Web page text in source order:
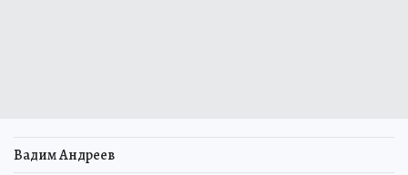
Вадим Андреев